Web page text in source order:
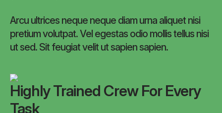
Arcu ultrices neque neque diam urna aliquet nisi
pretium volutpat. Vel egestas odio mollis tellus nisi
ut sed. Sit feugiat velit ut sapien sapien.
Highly Trained Crew For Every
Task